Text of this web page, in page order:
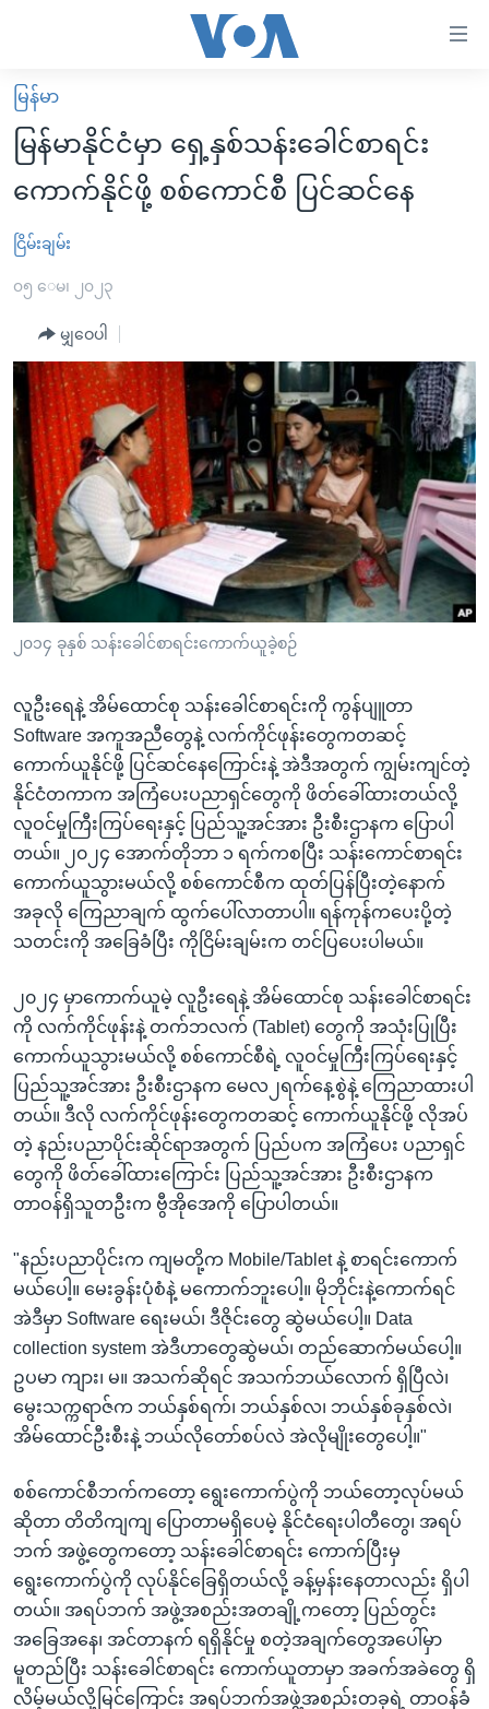
လွယ်ကူ
စေ
များ
ပင်မ
ကျော်
ကြည့်
ရန်
ပင်မ
ညွန်း
စာမျက်နှာ
သို့
ကျော်
ကြည့်
ရှာဖွေ
ရန်
နေရာ
သို့
ကျော်
ရန်
မူလစာမျက်နှာ
မြန်မာ
ကမ္ဘာ့သတင်းများ
နိုင်ငံတကာ
အစ္စရေး-ပါလက်စတိုင်း
ဗွီဒီယို
အင်္ဂလိပ်စာလေ့လာမယ်
အမေရိကန်သုံးအီဒီယံ
မကြေးမုံရဲ့ အင်္ဂလိပ်စာ
ရုပ်ရှင်ထဲက အင်္ဂလိပ်စာ
သုတပဒေသာ အင်္ဂလိပ်စာ
အပတ်စဉ်ကဏ္ဍများ
ရေဒီယို
တီဗွီ
ရေဒီယိုနှင့်ရုပ်သံ အချက်အလက်များ
ရေဒီယို/တီဗွီအစီအစဉ်
Learning English
ဗွီအိုအေ လူမှုကွန်ယက်များ
ဘာသာစကားများ
မြန်မာ
မြန်မာနိုင်ငံမှာ ရှေ့နှစ်သန်းခေါင်စာရင်း
ကောက်နိုင်ဖို့ စစ်ကောင်စီ ပြင်ဆင်နေ
ငြိမ်းချမ်း
၀၅ ေမ၊ ၂၀၂၃
မျှဝေပါ
၂၀၁၄ ခုနှစ် သန်းခေါင်စာရင်းကောက်ယူခဲ့စဉ်
လူဦးရေနဲ့ အိမ်ထောင်စု သန်းခေါင်စာရင်းကို ကွန်ပျူတာ
Software အကူအညီတွေနဲ့ လက်ကိုင်ဖုန်းတွေကတဆင့်
ကောက်ယူနိုင်ဖို့ ပြင်ဆင်နေကြောင်းနဲ့ အဲဒီအတွက် ကျွမ်းကျင်တဲ့
နိုင်ငံတကာက အကြံပေးပညာရှင်တွေကို ဖိတ်ခေါ်ထားတယ်လို့
လူဝင်မှုကြီးကြပ်ရေးနှင့် ပြည်သူ့အင်အား ဦးစီးဌာနက ပြောပါ
တယ်။ ၂၀၂၄ အောက်တိုဘာ ၁ ရက်ကစပြီး သန်းကောင်စာရင်း
ကောက်ယူသွားမယ်လို့ စစ်ကောင်စီက ထုတ်ပြန်ပြီးတဲ့နောက်
အခုလို ကြေညာချက် ထွက်ပေါ်လာတာပါ။ ရန်ကုန်ကပေးပို့တဲ့
သတင်းကို အခြေခံပြီး ကိုငြိမ်းချမ်းက တင်ပြပေးပါမယ်။
၂၀၂၄ မှာကောက်ယူမဲ့ လူဦးရေနဲ့ အိမ်ထောင်စု သန်းခေါင်စာရင်း
ကို လက်ကိုင်ဖုန်းနဲ့ တက်ဘလက် (Tablet) တွေကို အသုံးပြုပြီး
ကောက်ယူသွားမယ်လို့ စစ်ကောင်စီရဲ့ လူဝင်မှုကြီးကြပ်ရေးနှင့်
ပြည်သူ့အင်အား ဦးစီးဌာနက မေလ၂ရက်နေ့စွဲနဲ့ ကြေညာထားပါ
တယ်။ ဒီလို လက်ကိုင်ဖုန်းတွေကတဆင့် ကောက်ယူနိုင်ဖို့ လိုအပ်
တဲ့ နည်းပညာပိုင်းဆိုင်ရာအတွက် ပြည်ပက အကြံပေး ပညာရှင်
တွေကို ဖိတ်ခေါ်ထားကြောင်း ပြည်သူ့အင်အား ဦးစီးဌာနက
တာဝန်ရှိသူတဦးက ဗွီအိုအေကို ပြောပါတယ်။
"နည်းပညာပိုင်းက ကျမတို့က Mobile/Tablet နဲ့ စာရင်းကောက်
မယ်ပေါ့။ မေးခွန်းပုံစံနဲ့ မကောက်ဘူးပေါ့။ မိုဘိုင်းနဲ့ကောက်ရင်
အဲဒီမှာ Software ရေးမယ်၊ ဒီဇိုင်းတွေ ဆွဲမယ်ပေါ့။ Data
collection system အဲဒီဟာတွေဆွဲမယ်၊ တည်ဆောက်မယ်ပေါ့။
ဥပမာ ကျား၊ မ။ အသက်ဆိုရင် အသက်ဘယ်လောက် ရှိပြီလဲ၊
မွေးသက္ကရာဇ်က ဘယ်နှစ်ရက်၊ ဘယ်နှစ်လ၊ ဘယ်နှစ်ခုနှစ်လဲ၊
အိမ်ထောင်ဦးစီးနဲ့ ဘယ်လိုတော်စပ်လဲ အဲလိုမျိုးတွေပေါ့။"
စစ်ကောင်စီဘက်ကတော့ ရွေးကောက်ပွဲကို ဘယ်တော့လုပ်မယ်
ဆိုတာ တိတိကျကျ ပြောတာမရှိပေမဲ့ နိုင်ငံရေးပါတီတွေ၊ အရပ်
ဘက် အဖွဲ့တွေကတော့ သန်းခေါင်စာရင်း ကောက်ပြီးမှ
ရွေးကောက်ပွဲကို လုပ်နိုင်ခြေရှိတယ်လို့ ခန့်မှန်းနေတာလည်း ရှိပါ
တယ်။ အရပ်ဘက် အဖွဲ့အစည်းအတချို့ကတော့ ပြည်တွင်း
အခြေအနေ၊ အင်တာနက် ရရှိနိုင်မှု စတဲ့အချက်တွေအပေါ်မှာ
မူတည်ပြီး သန်းခေါင်စာရင်း ကောက်ယူတာမှာ အခက်အခဲတွေ ရှိ
လိမ့်မယ်လို့မြင်ကြောင်း အရပ်ဘက်အဖွဲ့အစည်းတခုရဲ့ တာဝန်ခံ